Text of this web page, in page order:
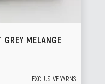
MELANGE
EXCLUSIVE YARNS